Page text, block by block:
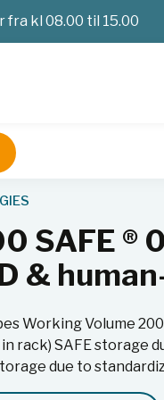
fra kl 08.00 til 15.00
bottom code, 1D &
SAFE ®
&
Working Volume
rack) SAFE storage
due to